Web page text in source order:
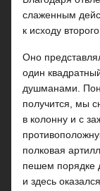
слаженным
к исходу
Оно
один
душманами.
получится, мы
в колонну и с
полковая
пешем порядке
и здесь